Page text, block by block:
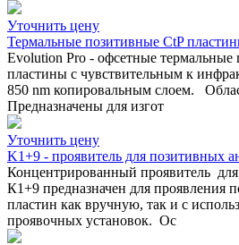
Уточнить цену
Термальные позитивные CtP
Evolution Pro - офсетные термальные
пластины с чувствительным к
850 nm копировальным слоем.
Предназначены для изгот
Уточнить цену
K1+9 - проявитель для позитивных
Концентрированный проявитель
К1+9 предназначен для проявления
пластин как вручную, так и с
проявочных установок. Ос